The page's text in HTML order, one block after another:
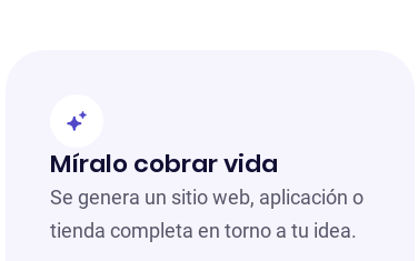
Míralo cobrar vida
Se genera un sitio web, aplicación o
tienda completa en torno a tu idea.